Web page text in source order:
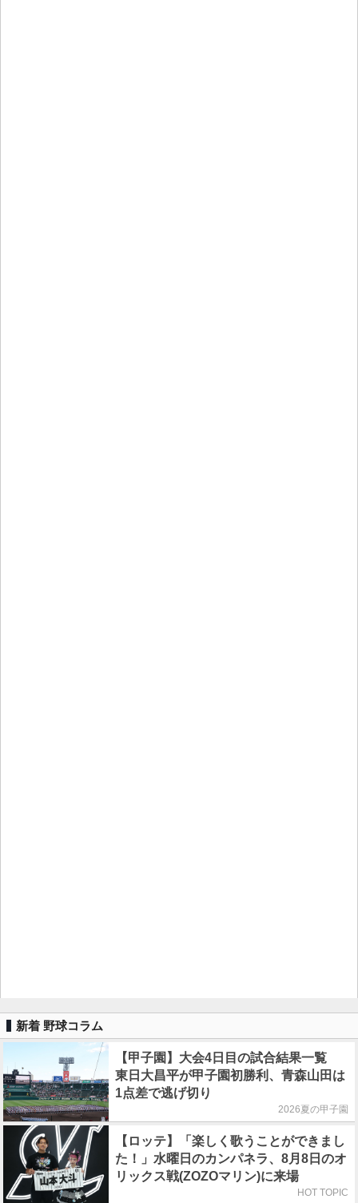
新着 野球コラム
【甲子園】大会4日目の試合結果一覧
東日大昌平が甲子園初勝利、青森山田は
1点差で逃げ切り
2026夏の甲子園
【ロッテ】「楽しく歌うことができまし
た！」水曜日のカンパネラ、8月8日のオ
リックス戦(ZOZOマリン)に来場
HOT TOPIC